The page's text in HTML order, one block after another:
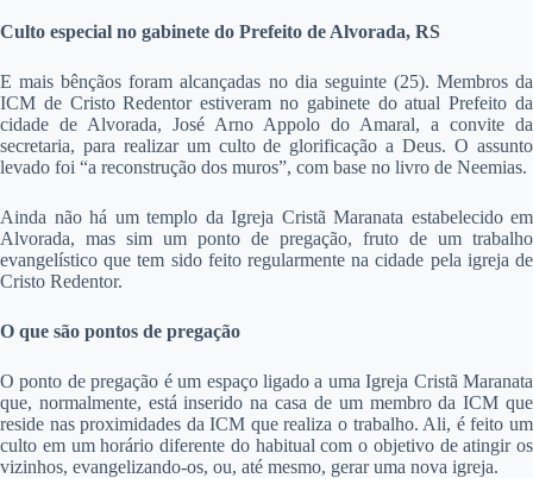
Culto especial no gabinete do Prefeito de Alvorada, RS
E mais bênçãos foram alcançadas no dia seguinte (25). Membros da
ICM de Cristo Redentor estiveram no gabinete do atual Prefeito da
cidade de Alvorada, José Arno Appolo do Amaral, a convite da
secretaria, para realizar um culto de glorificação a Deus. O assunto
levado foi “a reconstrução dos muros”, com base no livro de Neemias.
Ainda não há um templo da Igreja Cristã Maranata estabelecido em
Alvorada, mas sim um ponto de pregação, fruto de um trabalho
evangelístico que tem sido feito regularmente na cidade pela igreja de
Cristo Redentor.
O que são pontos de pregação
O ponto de pregação é um espaço ligado a uma Igreja Cristã Maranata
que, normalmente, está inserido na casa de um membro da ICM que
reside nas proximidades da ICM que realiza o trabalho. Ali, é feito um
culto em um horário diferente do habitual com o objetivo de atingir os
vizinhos, evangelizando-os, ou, até mesmo, gerar uma nova igreja.